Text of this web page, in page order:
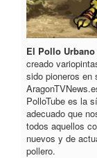
El Pollo Urbano
creado
sido pioneros en
PolloTube es la
adecuado que
todos aquellos
nuevos y de
pollero.